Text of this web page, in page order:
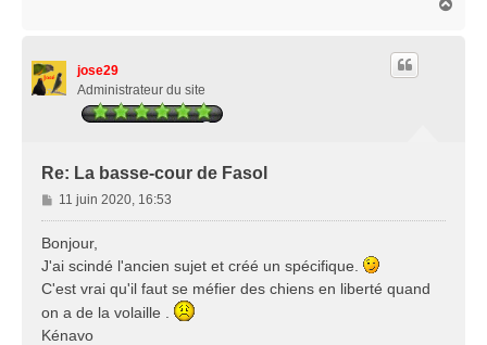
jose29
Administrateur du site
Re: La basse-cour de Fasol
M
e
s
g
e
11 juin 2020, 16:53
Bonjour,
J'ai scindé l'ancien sujet et créé un spécifique.
C'est vrai qu'il faut se méfier des chiens en liberté quand
on a de la volaille .
Kénavo